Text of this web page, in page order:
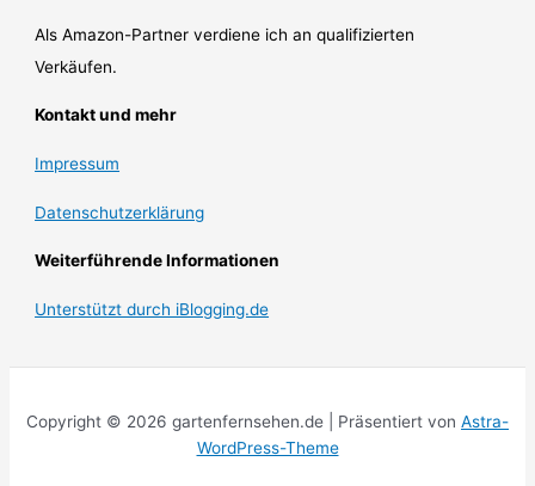
Als Amazon-Partner verdiene ich an qualifizierten
Verkäufen.
Kontakt und mehr
Impressum
Datenschutzerklärung
Weiterführende Informationen
Unterstützt durch iBlogging.de
Copyright © 2026 gartenfernsehen.de | Präsentiert von Astra-
WordPress-Theme